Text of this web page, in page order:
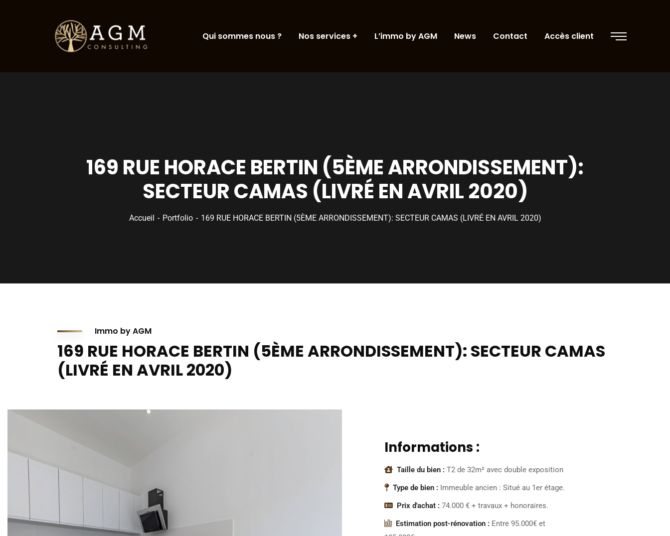
Qui sommes nous ? Nos services L’immo by AGM News Contact Accès client
169 RUE HORACE BERTIN (5ÈME ARRONDISSEMENT):
SECTEUR CAMAS (LIVRÉ EN AVRIL 2020)
Accueil Portfolio 169 RUE HORACE BERTIN (5ÈME ARRONDISSEMENT): SECTEUR CAMAS (LIVRÉ EN AVRIL 2020)
Immo by AGM
169 RUE HORACE BERTIN (5ÈME ARRONDISSEMENT): SECTEUR CAMAS
(LIVRÉ EN AVRIL 2020)
Informations :
Taille du bien : T2 de 32m² avec double exposition
Type de bien : Immeuble ancien : Situé au 1er étage.
Prix d'achat : 74.000 € + travaux + honoraires.
Estimation post-rénovation : Entre 95.000€ et